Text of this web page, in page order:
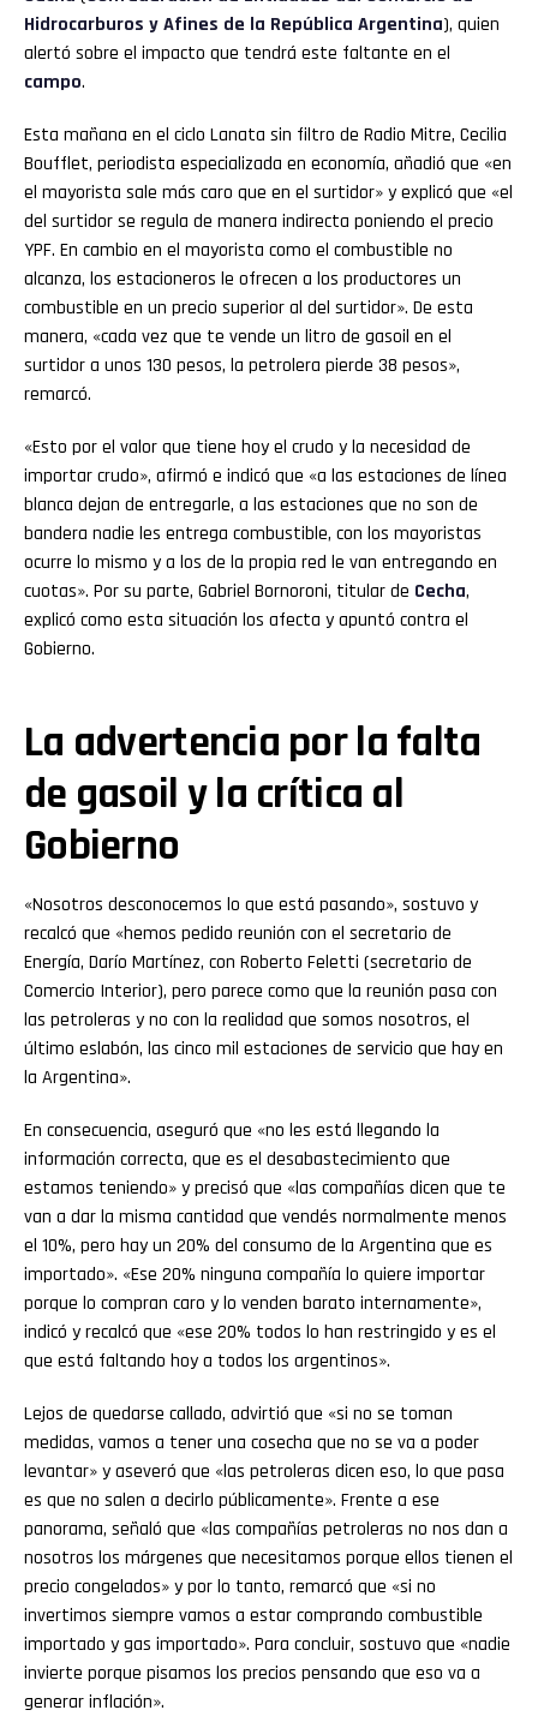
Hidrocarburos y Afines de la República Argentina), quien
alertó sobre el impacto que tendrá este faltante en el
campo.
Esta mañana en el ciclo Lanata sin filtro de Radio Mitre, Cecilia
Boufflet, periodista especializada en economía, añadió que «en
el mayorista sale más caro que en el surtidor» y explicó que «el
del surtidor se regula de manera indirecta poniendo el precio
YPF. En cambio en el mayorista como el combustible no
alcanza, los estacioneros le ofrecen a los productores un
combustible en un precio superior al del surtidor». De esta
manera, «cada vez que te vende un litro de gasoil en el
surtidor a unos 130 pesos, la petrolera pierde 38 pesos»,
remarcó.
«Esto por el valor que tiene hoy el crudo y la necesidad de
importar crudo», afirmó e indicó que «a las estaciones de línea
blanca dejan de entregarle, a las estaciones que no son de
bandera nadie les entrega combustible, con los mayoristas
ocurre lo mismo y a los de la propia red le van entregando en
cuotas». Por su parte, Gabriel Bornoroni, titular de Cecha,
explicó como esta situación los afecta y apuntó contra el
Gobierno.
La advertencia por la falta
de gasoil y la crítica al
Gobierno
«Nosotros desconocemos lo que está pasando», sostuvo y
recalcó que «hemos pedido reunión con el secretario de
Energía, Darío Martínez, con Roberto Feletti (secretario de
Comercio Interior), pero parece como que la reunión pasa con
las petroleras y no con la realidad que somos nosotros, el
último eslabón, las cinco mil estaciones de servicio que hay en
la Argentina».
En consecuencia, aseguró que «no les está llegando la
información correcta, que es el desabastecimiento que
estamos teniendo» y precisó que «las compañías dicen que te
van a dar la misma cantidad que vendés normalmente menos
el 10%, pero hay un 20% del consumo de la Argentina que es
importado». «Ese 20% ninguna compañía lo quiere importar
porque lo compran caro y lo venden barato internamente»,
indicó y recalcó que «ese 20% todos lo han restringido y es el
que está faltando hoy a todos los argentinos».
Lejos de quedarse callado, advirtió que «si no se toman
medidas, vamos a tener una cosecha que no se va a poder
levantar» y aseveró que «las petroleras dicen eso, lo que pasa
es que no salen a decirlo públicamente». Frente a ese
panorama, señaló que «las compañías petroleras no nos dan a
nosotros los márgenes que necesitamos porque ellos tienen el
precio congelados» y por lo tanto, remarcó que «si no
invertimos siempre vamos a estar comprando combustible
importado y gas importado». Para concluir, sostuvo que «nadie
invierte porque pisamos los precios pensando que eso va a
generar inflación».
Flipboard
Reddit
Pinterest